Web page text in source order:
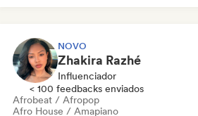
NOVO
Zhakira Razhé
Influenciador
< 100 feedbacks enviados
Afrobeat / Afropop
Afro House / Amapiano